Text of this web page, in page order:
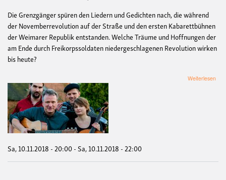
Die Grenzgänger spüren den Liedern und Gedichten nach, die während
der Novemberrevolution auf der Straße und den ersten Kabarettbühnen
der Weimarer Republik entstanden. Welche Träume und Hoffnungen der
am Ende durch Freikorpssoldaten niedergeschlagenen Revolution wirken
bis heute?
Weiterlesen
Sa, 10.11.2018 - 20:00-Sa, 10.11.2018 - 22:00